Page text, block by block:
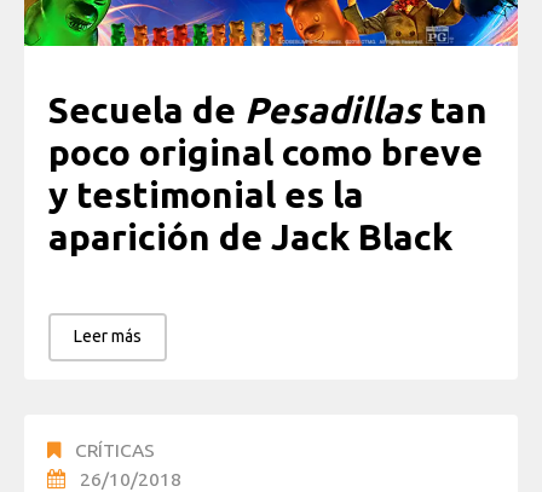
Secuela de Pesadillastan
poco original como breve
y testimonial es la
aparición de Jack Black
Leer más
CRÍTICAS
26/10/2018